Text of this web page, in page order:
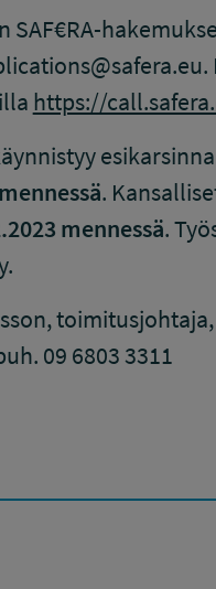
SAF€RA-
https://
.
mennessä.
09 6803 3311